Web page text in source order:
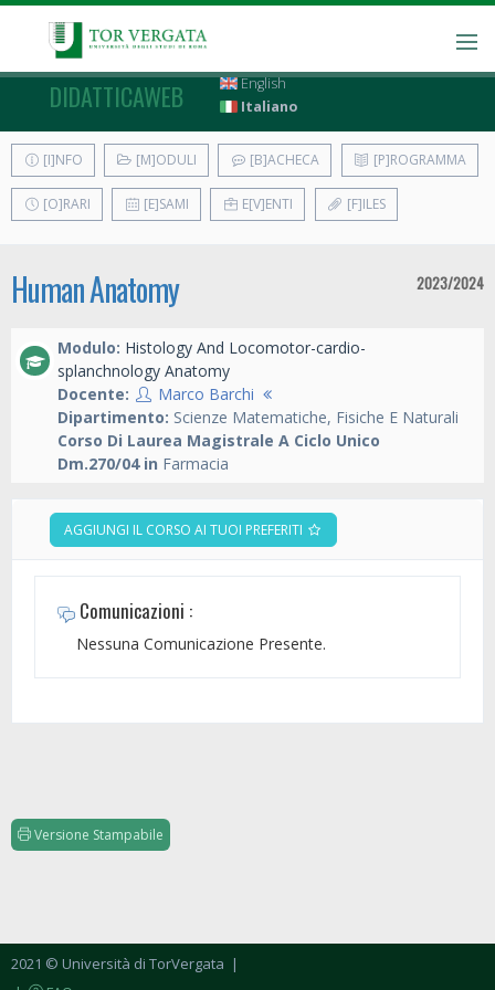
DIDATTICAWEB
English
Italiano
[I]NFO [M]ODULI [B]ACHECA [P]ROGRAMMA
[O]RARI [E]SAMI E[V]ENTI [F]ILES
Human Anatomy 2023/2024
Modulo: Histology And Locomotor-cardio-
splanchnology Anatomy
Docente:
Marco Barchi
Dipartimento: Scienze Matematiche, Fisiche E Naturali
Corso Di Laurea Magistrale A Ciclo Unico
Dm.270/04 in Farmacia
AGGIUNGI IL CORSO AI TUOI PREFERITI
Comunicazioni :
Nessuna Comunicazione Presente.
Versione Stampabile
2021 © Università di TorVergata |